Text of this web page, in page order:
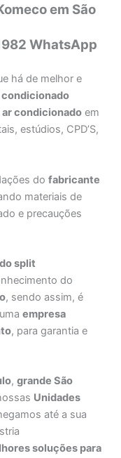
em São
WhatsApp
há de melhor e
condicionado
condicionado em
estúdios, CPD’S,
dofabricante
materiais de
e precauções
split
do
, sendo assim, é
empresa
, para garantia e
,grande São
Unidades
até a sua
soluções para